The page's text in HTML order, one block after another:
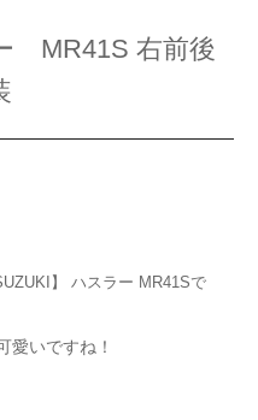
MR41S 右前後
】 ハスラー MR41Sで
愛いですね！